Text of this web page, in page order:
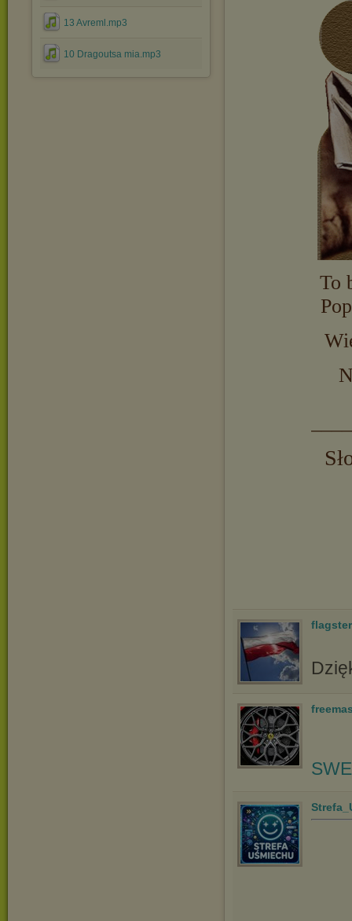
13 Avreml.mp3
10 Dragoutsa mia.mp3
To
flagster